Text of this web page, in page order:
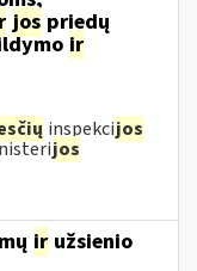
jos priedų
ir
inspekcijos
jos
ir užsienio